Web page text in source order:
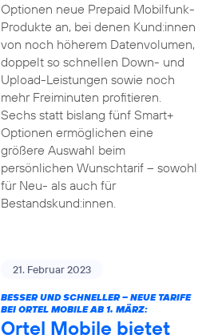
Optionen neue Prepaid Mobilfunk-
Produkte an, bei denen Kund:innen
von noch höherem Datenvolumen,
doppelt so schnellen Down- und
Upload-Leistungen sowie noch
mehr Freiminuten profitieren.
Sechs statt bislang fünf Smart+
Optionen ermöglichen eine
größere Auswahl beim
persönlichen Wunschtarif – sowohl
für Neu- als auch für
Bestandskund:innen.
21. Februar 2023
BESSER UND SCHNELLER – NEUE TARIFE
BEI ORTEL MOBILE AB 1. MÄRZ:
Ortel Mobile bietet